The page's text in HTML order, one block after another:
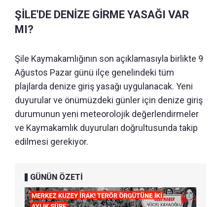
ŞİLE'DE DENİZE GİRME YASAĞI VAR
MI?
Şile Kaymakamlığının son açıklamasıyla birlikte 9
Ağustos Pazar günü ilçe genelindeki tüm
plajlarda denize giriş yasağı uygulanacak. Yeni
duyurular ve önümüzdeki günler için denize giriş
durumunun yeni meteorolojik değerlendirmeler
ve Kaymakamlık duyuruları doğrultusunda takip
edilmesi gerekiyor.
GÜNÜN ÖZETİ